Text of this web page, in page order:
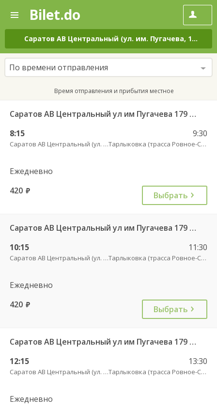
—
Поиск
и
покупка
билетов
на
автобус
онлайн
Bilet.do
Саратов АВ Центральный (ул. им. Пугачева, 179 А)
По времени отправления
Время отправления и прибытия местное
Саратов АВ Центральный ул им Пугачева 179 А — Старая Полтавка
8:15
Саратов АВ Центральный (ул. им. Пугачева, 179 А)
9:30
Тарлыковка (трасса Ровное-Старая Полтавка)
Ежедневно
420 руб. Выбрать
Саратов АВ Центральный ул им Пугачева 179 А — Старая Полтавка
10:15
Саратов АВ Центральный (ул. им. Пугачева, 179 А)
11:30
Тарлыковка (трасса Ровное-Старая Полтавка)
Ежедневно
420 руб. Выбрать
Саратов АВ Центральный ул им Пугачева 179 А — Старая Полтавка
12:15
Саратов АВ Центральный (ул. им. Пугачева, 179 А)
13:30
Тарлыковка (трасса Ровное-Старая Полтавка)
Ежедневно